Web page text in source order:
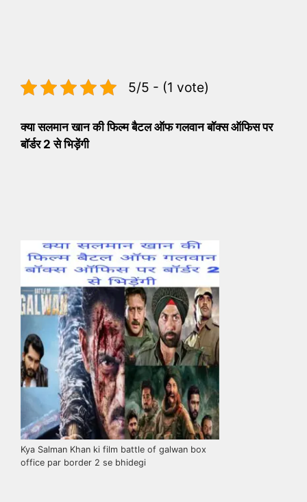
5/5 - (1 vote)
क्या सलमान खान की फिल्म बैटल ऑफ गलवान बॉक्स ऑफिस पर
बॉर्डर 2 से भिड़ेंगी
Kya Salman Khan ki film battle of galwan box
office par border 2 se bhidegi